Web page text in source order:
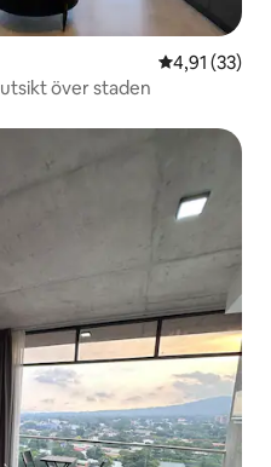
4,91 av 5 i
4,91 (33)
över staden